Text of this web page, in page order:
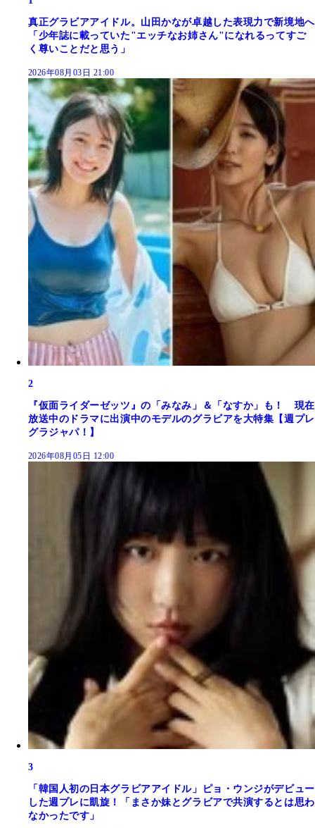
真正グラビアアイドル。山田かなが卓越した表現力で新境地へ
「少年誌に載っていた"エッチなお姉さん"になれるってすご
く尊いことだと思う」
2026年08月03日 21:00
2
『仮面ライダーゼッツ』の「みなみ」＆「なすか」も！ 現在
放送中のドラマに出演中のモデルのグラビアを大特集【週プレ
グラジャパ！】
2026年08月05日 12:00
3
「韓国人初の日本グラビアアイドル」ピョ・ウンジがデビュー
した週プレに凱旋！「まさか妹とグラビアで共演するとは思わ
なかったです」